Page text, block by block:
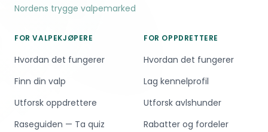
Nordens trygge valpemarked
FOR VALPEKJØPERE
Hvordan det fungerer
Finn din valp
Utforsk oppdrettere
Raseguiden — Ta quiz
FOR OPPDRETTERE
Hvordan det fungerer
Lag kennelprofil
Utforsk avlshunder
Rabatter og fordeler